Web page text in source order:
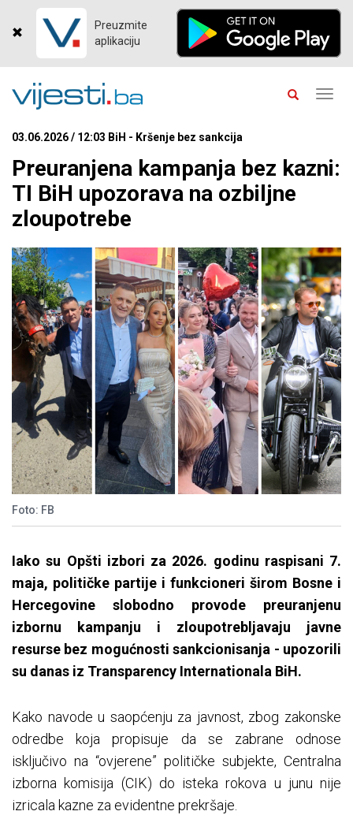
Preuzmite
aplikaciju
03.06.2026 / 12:03 BiH - Kršenje bez sankcija
Preuranjena kampanja bez kazni:
TI BiH upozorava na ozbiljne
zloupotrebe
Foto: FB
Iako su Opšti izbori za 2026. godinu raspisani 7.
maja, političke partije i funkcioneri širom Bosne i
Hercegovine slobodno provode preuranjenu
izbornu kampanju i zloupotrebljavaju javne
resurse bez mogućnosti sankcionisanja - upozorili
su danas iz Transparency Internationala BiH.
Kako navode u saopćenju za javnost, zbog zakonske
odredbe koja propisuje da se zabrane odnose
isključivo na “ovjerene” političke subjekte, Centralna
izborna komisija (CIK) do isteka rokova u junu nije
izricala kazne za evidentne prekršaje.